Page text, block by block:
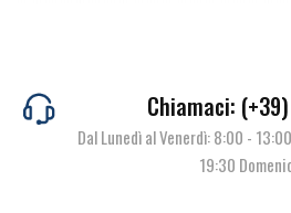
Chiamaci:
Dal Lunedì al Venerdì: 8:00 -
19:30